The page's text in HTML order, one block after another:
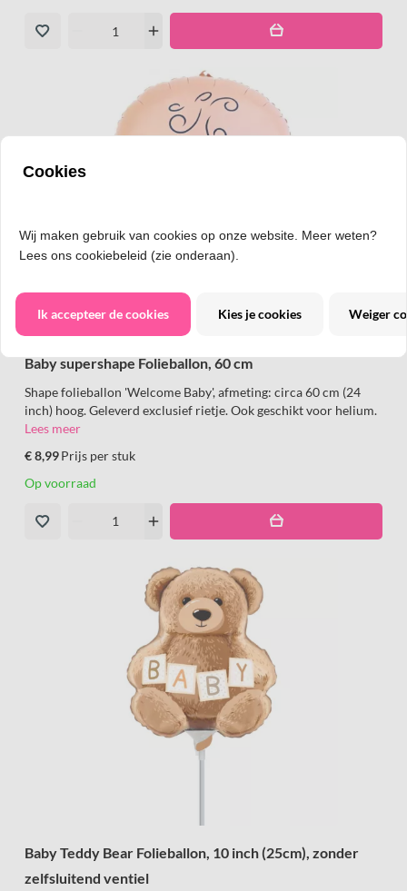
add
Baby supershape Folieballon, 60 cm
Shape folieballon 'Welcome Baby', afmeting: circa 60 cm (24
inch) hoog. Geleverd exclusief rietje. Ook geschikt voor helium.
Lees meer
€ 8,99Prijs per stuk
Op voorraad
add
Baby Teddy Bear Folieballon, 10 inch (25cm), zonder
zelfsluitend ventiel
Cookies
Wij maken gebruik van cookies op onze website. Meer weten?
Lees ons cookiebeleid (zie onderaan).
Ik accepteer de cookies Kies je cookies Weiger